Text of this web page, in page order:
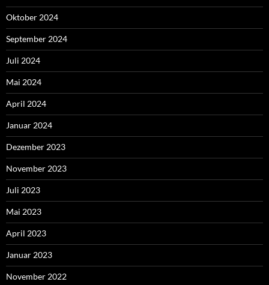
Oktober 2024
September 2024
Juli 2024
Mai 2024
April 2024
Januar 2024
Dezember 2023
November 2023
Juli 2023
Mai 2023
April 2023
Januar 2023
November 2022